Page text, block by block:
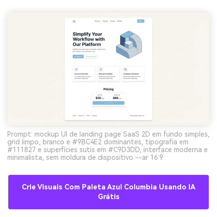
Prompt: mockup UI de landing page SaaS 2D em fundo simples,
grid limpo, branco e #9BC4E2 dominantes, tipografia em
#111827 e superfícies sutis em #C9D3DD, interface moderna e
minimalista, sem moldura de dispositivo --ar 16:9
Crie Visuais Com Paleta Azul Columbia Usando IA
Grátis